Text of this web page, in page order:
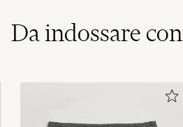
Da indossare con